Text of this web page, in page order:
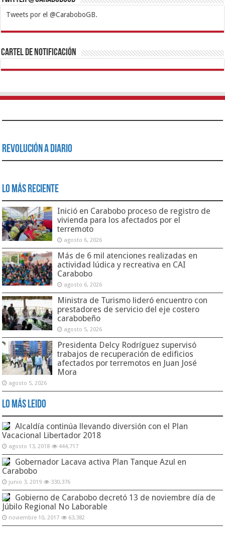
Tweets por el @CaraboboGB.
1xbetBetturkeyBetistKralbetSupertotobetTipobetMatadorbetMariobet
https://mvbcasino.com/
Cartel de Notificación
Revolución a Diario
Lo Más Reciente
Inició en Carabobo proceso de registro de
vivienda para los afectados por el
terremoto
agosto 6, 2026
Más de 6 mil atenciones realizadas en
actividad lúdica y recreativa en CAI
Carabobo
agosto 6, 2026
Ministra de Turismo lideró encuentro con
prestadores de servicio del eje costero
carabobeño
agosto 5, 2026
Presidenta Delcy Rodríguez supervisó
trabajos de recuperación de edificios
afectados por terremotos en Juan José
Mora
agosto 5, 2026
Lo Más Leido
Alcaldía continúa llevando diversión con el Plan
Vacacional Libertador 2018
agosto 13, 2018 444,717
Gobernador Lacava activa Plan Tanque Azul en
Carabobo
junio 3, 2019 330,376
Gobierno de Carabobo decretó 13 de noviembre día de
Júbilo Regional No Laborable
noviembre 10, 2017 63,382